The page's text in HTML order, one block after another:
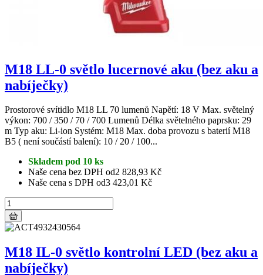
M18 LL-0 světlo lucernové aku (bez aku a
nabíječky)
Prostorové svítidlo M18 LL 70 lumenů Napětí: 18 V Max. světelný
výkon: 700 / 350 / 70 / 700 Lumenů Délka světelného paprsku: 29
m Typ aku: Li-ion Systém: M18 Max. doba provozu s baterií M18
B5 ( není součástí balení): 10 / 20 / 100...
Skladem pod 10 ks
Naše cena bez DPH od2 828,93 Kč
Naše cena s DPH od3 423,01 Kč
M18 IL-0 světlo kontrolní LED (bez aku a
nabíječky)